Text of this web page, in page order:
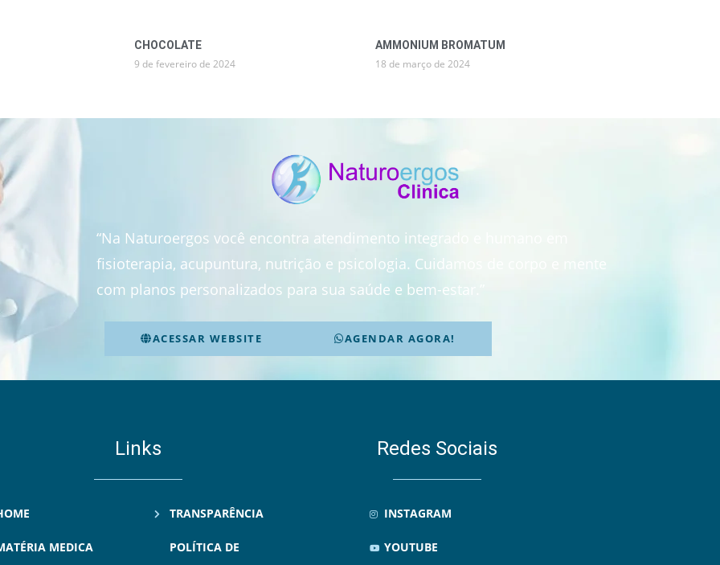
CHOCOLATE
9 de fevereiro de 2024
AMMONIUM BROMATUM
18 de março de 2024
“Na Naturoergos você encontra atendimento integrado e humano em
fisioterapia, acupuntura, nutrição e psicologia. Cuidamos de corpo e mente
com planos personalizados para sua saúde e bem-estar.”
ACESSAR WEBSITE AGENDAR AGORA!
Links
MEDICA
TRANSPARÊNCIA
POLÍTICA DE
Redes Sociais
INSTAGRAM
YOUTUBE